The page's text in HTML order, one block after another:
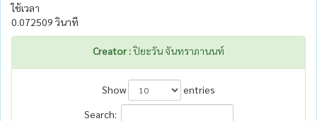
ใช้เวลา
0.072509 วินาที
Creator :ปิยะวัน จันทราภานนท์
Show
entries
Search: